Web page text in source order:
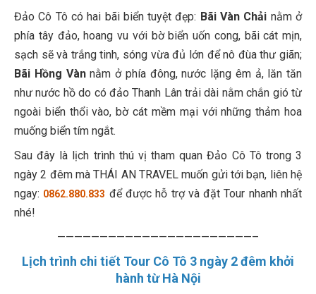
Đảo Cô Tô có hai bãi biển tuyệt đẹp: Bãi Vàn Chải nằm ở
phía tây đảo, hoang vu với bờ biển uốn cong, bãi cát mịn,
sạch sẽ và trắng tinh, sóng vừa đủ lớn để nô đùa thư giãn;
Bãi Hồng Vànnằm ở phía đông, nước lặng êm ả, lăn tăn
như nước hồ do có đảo Thanh Lân trải dài nằm chắn gió từ
ngoài biển thổi vào, bờ cát mềm mại với những thảm hoa
muống biển tím ngắt.
Sau đây là lịch trình thú vị tham quan Đảo Cô Tô trong 3
ngày 2 đêm mà THÁI AN TRAVEL muốn gửi tới bạn, liên hệ
ngay: 0862.880.833 để được hỗ trợ và đặt Tour nhanh nhất
nhé!
———————————————————————–
Lịch trình chi tiết Tour Cô Tô 3 ngày 2 đêm khởi
hành từ Hà Nội